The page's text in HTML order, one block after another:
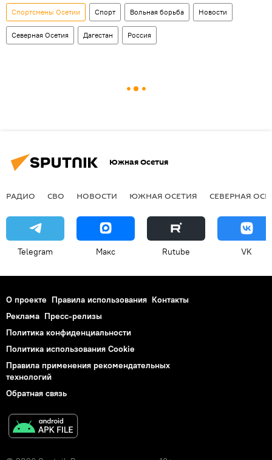
Спортсмены Осетии Спорт Вольная борьба Новости
Северная Осетия Дагестан Россия
Южная Осетия
РАДИО СВО НОВОСТИ ЮЖНАЯ ОСЕТИЯ СЕВЕРНАЯ
Telegram Макс Rutube VK
О проекте Правила использования Контакты
Реклама Пресс-релизы
Политика конфиденциальности
Политика использования Cookie
Правила применения рекомендательных
технологий
Обратная связь